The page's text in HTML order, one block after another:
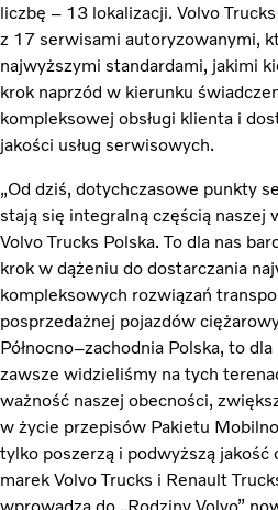
liczbę – 13 lokalizacji. Volvo
z 17 serwisami autoryzowanymi,
najwyższymi standardami, jakimi
krok naprzód w kierunku
kompleksowej obsługi klienta i
jakości usług serwisowych.
„Od dziś, dotychczasowe punkty
stają się integralną częścią naszej
Volvo Trucks Polska. To dla nas
krok w dążeniu do dostarczania
kompleksowych rozwiązań
posprzedażnej pojazdów
Północno–zachodnia Polska, to
zawsze widzieliśmy na tych
ważność naszej obecności,
w życie przepisów Pakietu
tylko poszerzą i podwyższą
marek Volvo Trucks i Renault
wprowadzą do „Rodziny Volvo”